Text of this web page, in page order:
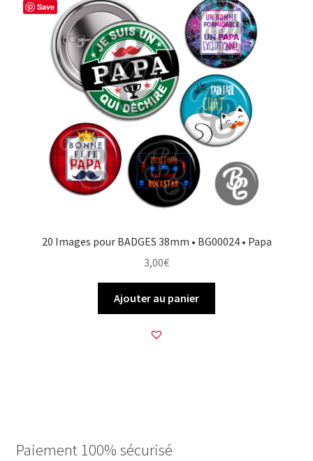
Save
20 Images pour BADGES 38mm • BG00024 • Papa
3,00€
Ajouter au panier
Paiement 100% sécurisé